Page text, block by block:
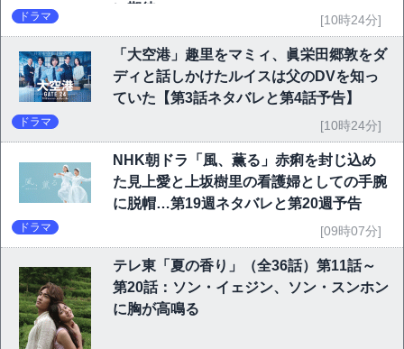
に期待
ドラマ [10時24分]
「大空港」趣里をマミィ、眞栄田郷敦をダ
ディと話しかけたルイスは父のDVを知っ
ていた【第3話ネタバレと第4話予告】
ドラマ [10時24分]
NHK朝ドラ「風、薫る」赤痢を封じ込め
た見上愛と上坂樹里の看護婦としての手腕
に脱帽…第19週ネタバレと第20週予告
ドラマ [09時07分]
テレ東「夏の香り」（全36話）第11話～
第20話：ソン・イェジン、ソン・スンホン
に胸が高鳴る